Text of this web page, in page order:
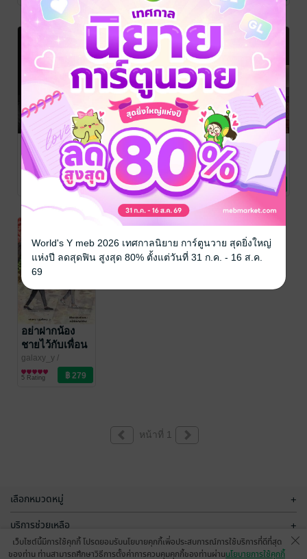
One Night
Stand กับแฟน
เก่าเพื่อน
(หนังสือเสียง)
galaxy_y
galaxy_ystory
นิยายวาย Boy
เหนือฟ้ายังมีรัก
galaxy_y
galaxy_ystory
นิยายวาย Boy
Love / Yaoi
8 Rating
ผมโตพอที่
จะ(ไม่)รัก
galaxy_y
galaxy_ystory
นิยายวาย Boy
Love / Yaoi
2 Rating
อย่าฝากน้อง
ชายไว้กับเพื่อน
galaxy_y /
galaxy_ystory
นิยายวาย Boy
Love / Yaoi
5 Rating
หน้าที่ 1
เลือกหมวดหมู่ +
บริการช่วยเหลือ +
เกี่ยวกับเรา
เว็บไซต์นี้มีการใช้คุกกี้ โปรดยอมรับนโยบายคุกกี้เพื่อประสบการณ์การใช้บริการที่ดีที่สุด
ของท่าน ท่านสามารถศึกษาวิธีการตั้งค่าการควบคุมคุกกี้ของท่านผ่านนโยบายการใช้คุกกี้
World's Y meb 2026 เทศกาลนิยาย การ์ตูนวาย สุดยิ่งใหญ่
แห่งปี ลดสุดฟิน สูงสุด 80% ตั้งแต่วันที่ 31 ก.ค. - 16 ส.ค.
69